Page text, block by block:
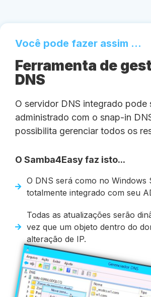
Você pode fazer assim ...
Ferramenta de
DNS
O servidor DNS integrado pode
administrado com o snap-in
possibilita gerenciar todos os
O Samba4Easy faz isto...
O DNS será como no Windows
totalmente integrado com seu
Todas as atualizações serão
vez que um objeto dentro do
alteração de IP.